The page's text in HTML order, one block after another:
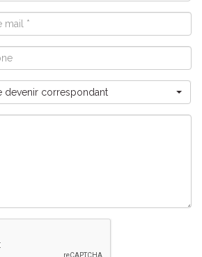
devenir correspondant